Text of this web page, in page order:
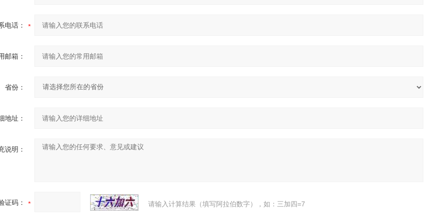
电话：
邮箱：
省份：
地址：
说明：
证码： 请输入计算结果（填写阿拉伯数字），如：三加四=7